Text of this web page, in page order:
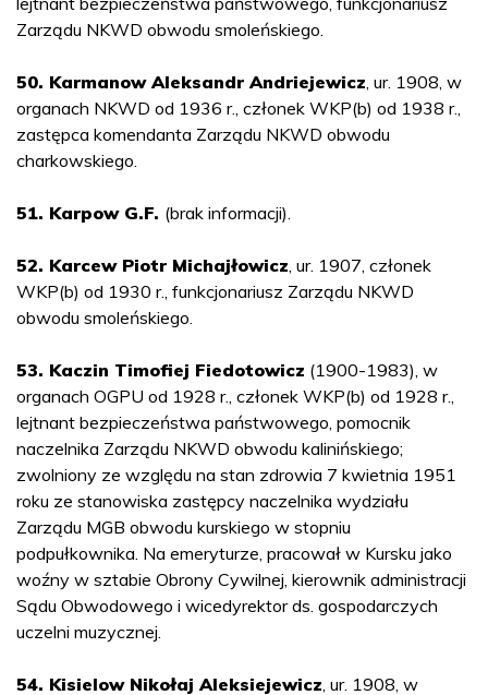
Zarządu NKWD obwodu smoleńskiego.
50. Karmanow Aleksandr Andriejewicz , ur. 1908, w
organach NKWD od 1936 r., członek WKP(b) od 1938 r.,
zastępca komendanta Zarządu NKWD obwodu
charkowskiego.
51. Karpow G.F. (brak informacji).
52. Karcew Piotr Michajłowicz , ur. 1907, członek
WKP(b) od 1930 r., funkcjonariusz Zarządu NKWD
obwodu smoleńskiego.
53. Kaczin Timofiej Fiedotowicz (1900-1983), w
organach OGPU od 1928 r., członek WKP(b) od 1928 r.,
lejtnant bezpieczeństwa państwowego, pomocnik
naczelnika Zarządu NKWD obwodu kalinińskiego;
zwolniony ze względu na stan zdrowia 7 kwietnia 1951
roku ze stanowiska zastępcy naczelnika wydziału
Zarządu MGB obwodu kurskiego w stopniu
podpułkownika. Na emeryturze, pracował w Kursku jako
woźny w sztabie Obrony Cywilnej, kierownik administracji
Sądu Obwodowego i wicedyrektor ds. gospodarczych
uczelni muzycznej.
54. Kisielow Nikołaj Aleksiejewicz , ur. 1908, w